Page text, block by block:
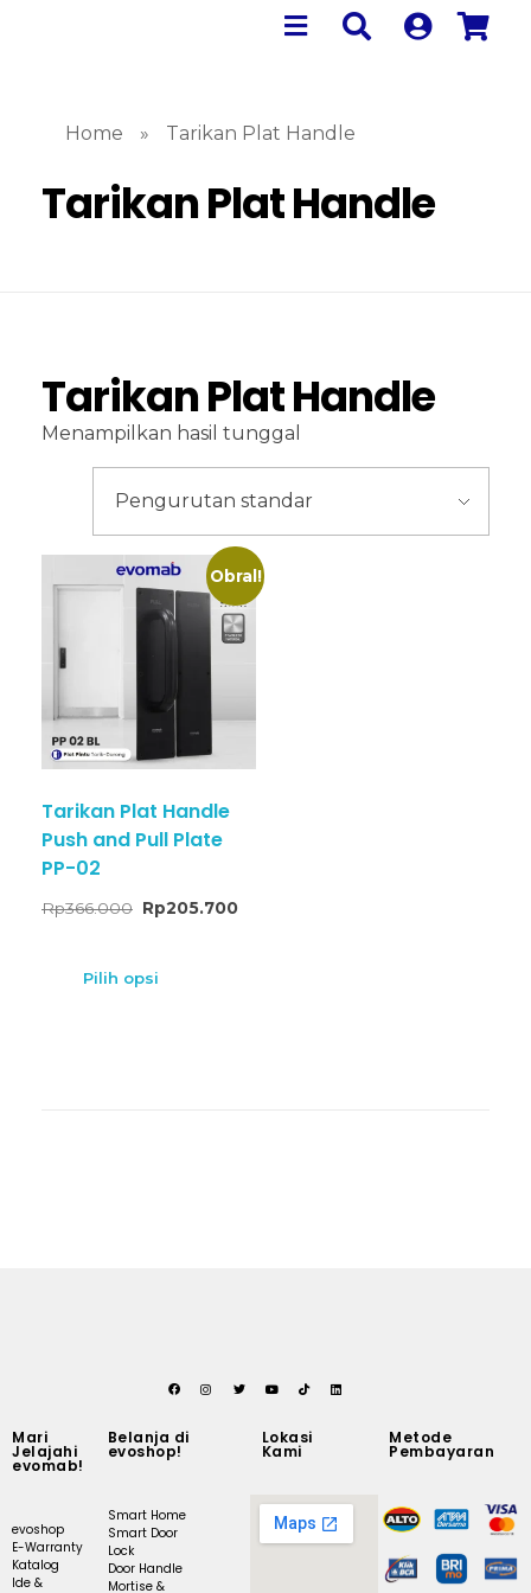
Home » Tarikan Plat Handle
Tarikan Plat Handle
Tarikan Plat Handle
Menampilkan hasil tunggal
Obral!
Tarikan Plat Handle
Push and Pull Plate
PP-02
Rp366.000 Rp205.700
Pilih opsi
Mari
Jelajahi
evomab!
evoshop
E-Warranty
Katalog
Ide &
Belanja di
evoshop!
Smart Home
Smart Door
Lock
Door Handle
Mortise &
Lokasi
Kami
Metode
Pembayaran